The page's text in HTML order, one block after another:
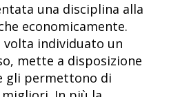
una disciplina alla
economicamente.
volta individuato un
mette a disposizione
gli permettono di